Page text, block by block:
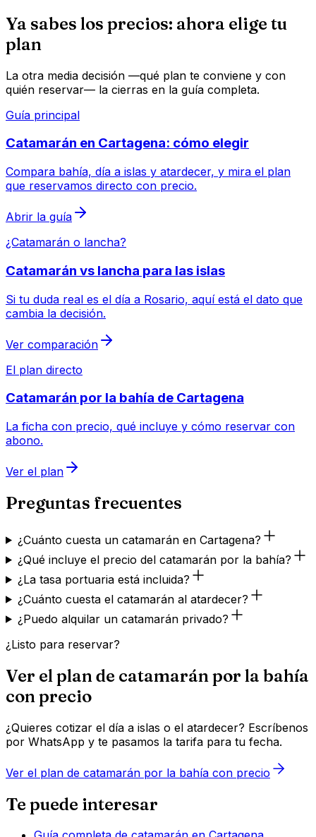
Ya sabes los precios: ahora elige tu
plan
La otra media decisión —qué plan te conviene y con
quién reservar— la cierras en la guía completa.
Guía principal
Catamarán en Cartagena: cómo elegir
Compara bahía, día a islas y atardecer, y mira el plan
que reservamos directo con precio.
Abrir la guía
¿Catamarán o lancha?
Catamarán vs lancha para las islas
Si tu duda real es el día a Rosario, aquí está el dato que
cambia la decisión.
Ver comparación
El plan directo
Catamarán por la bahía de Cartagena
La ficha con precio, qué incluye y cómo reservar con
abono.
Ver el plan
Preguntas frecuentes
¿Cuánto cuesta un catamarán en Cartagena?
¿Qué incluye el precio del catamarán por la bahía?
¿La tasa portuaria está incluida?
¿Cuánto cuesta el catamarán al atardecer?
¿Puedo alquilar un catamarán privado?
¿Listo para reservar?
Ver el plan de catamarán por la bahía
con precio
¿Quieres cotizar el día a islas o el atardecer? Escríbenos
por WhatsApp y te pasamos la tarifa para tu fecha.
Ver el plan de catamarán por la bahía con precio
Te puede interesar